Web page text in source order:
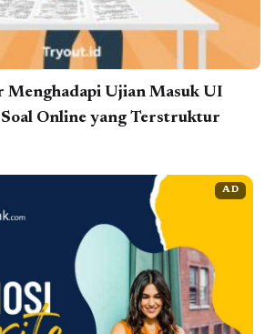
Menghadapi Ujian Masuk UI
Online yang Terstruktur
AD